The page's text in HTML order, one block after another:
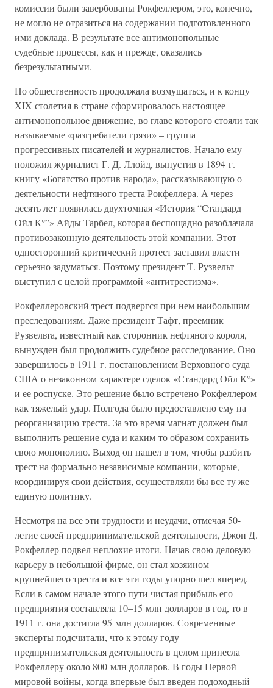
комиссии были завербованы Рокфеллером, это, конечно,
не могло не отразиться на содержании подготовленного
ими доклада. В результате все антимонопольные
судебные процессы, как и прежде, оказались
безрезультатными.
Но общественность продолжала возмущаться, и к концу
XIX столетия в стране сформировалось настоящее
антимонопольное движение, во главе которого стояли так
называемые «разгребатели грязи» – группа
прогрессивных писателей и журналистов. Начало ему
положил журналист Г. Д. Ллойд, выпустив в 1894 г.
книгу «Богатство против народа», рассказывающую о
деятельности нефтяного треста Рокфеллера. А через
десять лет появилась двухтомная «История “Стандард
Ойл К°”» Айды Тарбел, которая беспощадно разоблачала
противозаконную деятельность этой компании. Этот
односторонний критический протест заставил власти
серьезно задуматься. Поэтому президент Т. Рузвельт
выступил с целой программой «антитрестизма».
Рокфеллеровский трест подвергся при нем наибольшим
преследованиям. Даже президент Тафт, преемник
Рузвельта, известный как сторонник нефтяного короля,
вынужден был продолжить судебное расследование. Оно
завершилось в 1911 г. постановлением Верховного суда
США о незаконном характере сделок «Стандард Ойл К°»
и ее роспуске. Это решение было встречено Рокфеллером
как тяжелый удар. Полгода было предоставлено ему на
реорганизацию треста. За это время магнат должен был
выполнить решение суда и каким-то образом сохранить
свою монополию. Выход он нашел в том, чтобы разбить
трест на формально независимые компании, которые,
координируя свои действия, осуществляли бы все ту же
единую политику.
Несмотря на все эти трудности и неудачи, отмечая 50-
летие своей предпринимательской деятельности, Джон Д.
Рокфеллер подвел неплохие итоги. Начав свою деловую
карьеру в небольшой фирме, он стал хозяином
крупнейшего треста и все эти годы упорно шел вперед.
Если в самом начале этого пути чистая прибыль его
предприятия составляла 10–15 млн долларов в год, то в
1911 г. она достигла 95 млн долларов. Современные
эксперты подсчитали, что к этому году
предпринимательская деятельность в целом принесла
Рокфеллеру около 800 млн долларов. В годы Первой
мировой войны, когда впервые был введен подоходный